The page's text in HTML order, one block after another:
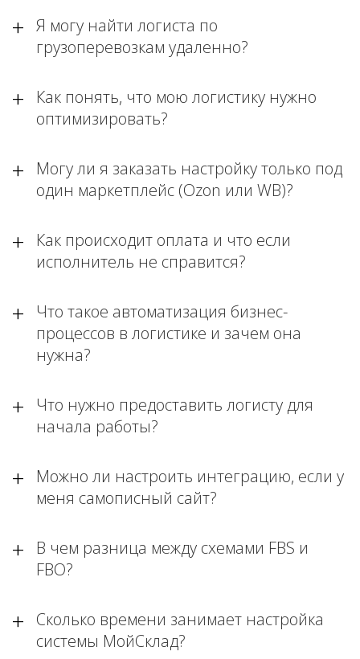
Я могу найти логиста по
грузоперевозкам удаленно?
Как понять, что мою логистику нужно
оптимизировать?
Могу ли я заказать настройку только под
один маркетплейс (Ozon или WB)?
Как происходит оплата и что если
исполнитель не справится?
Что такое автоматизация бизнес-
процессов в логистике и зачем она
нужна?
Что нужно предоставить логисту для
начала работы?
Можно ли настроить интеграцию, если у
меня самописный сайт?
В чем разница между схемами FBS и
FBO?
Сколько времени занимает настройка
системы МойСклад?